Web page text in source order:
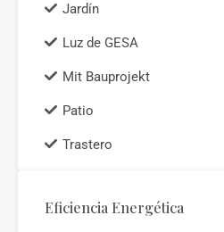
Jardín
Luz de GESA
Mit Bauprojekt
Patio
Trastero
Eficiencia Energética